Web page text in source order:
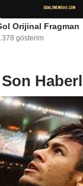
Orijinal Fragman
gösterim
Son